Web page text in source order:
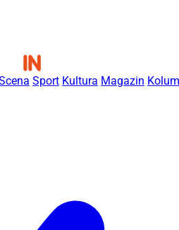
Sport Kultura Magazin